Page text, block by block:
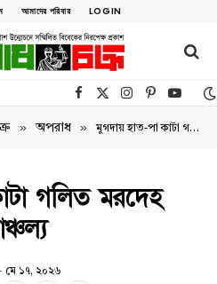
আমাদের পরিবার LOGIN
Facebook
X (Twitter)Instagram
Pinterest
» অপরাধ » মুগদায় হাত-পা কাটা গলিত মরদেহ উদ্ধার, এলাকায় চাঞ্চল্য
গলিত মরদেহ
মে ১৭, ২০২৬